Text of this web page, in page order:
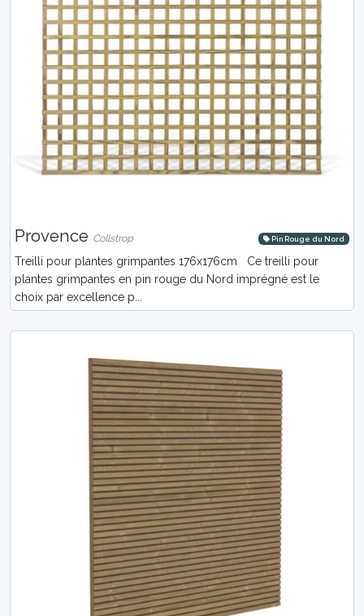
Provence Collstrop Pin Rouge du Nord
Treilli pour plantes grimpantes 176x176cm Ce treilli pour
plantes grimpantes en pin rouge du Nord imprégné est le
choix par excellence p...